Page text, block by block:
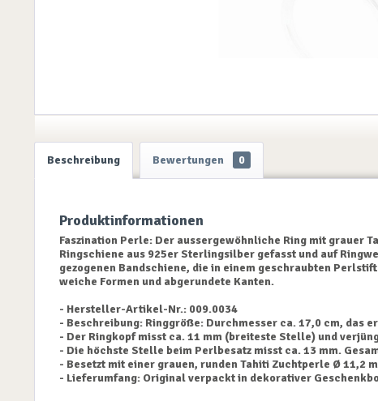
Beschreibung Bewertungen 0
Produktinformationen
Faszination Perle: Der aussergewöhnliche Ring mit grauer
Ringschiene aus 925er Sterlingsilber gefasst und auf
gezogenen Bandschiene, die in einem geschraubten
weiche Formen und abgerundete Kanten.
- Hersteller-Artikel-Nr.: 009.0034
- Beschreibung: Ringgröße: Durchmesser ca. 17,0 cm, das
- Der Ringkopf misst ca. 11 mm (breiteste Stelle) und
- Die höchste Stelle beim Perlbesatz misst ca. 13 mm.
- Besetzt mit einer grauen, runden Tahiti Zuchtperle Ø 11,2
- Lieferumfang: Original verpackt in dekorativer